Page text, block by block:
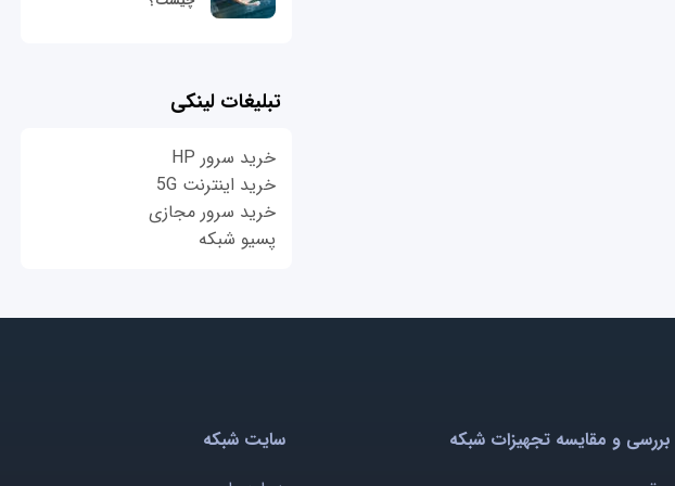
تبلیغات لینکی
خرید سرور HP
خرید اینترنت 5G
خرید سرور مجازی
پسیو شبکه
بررسی و مقایسه تجهیزات شبکه
سایت شبکه